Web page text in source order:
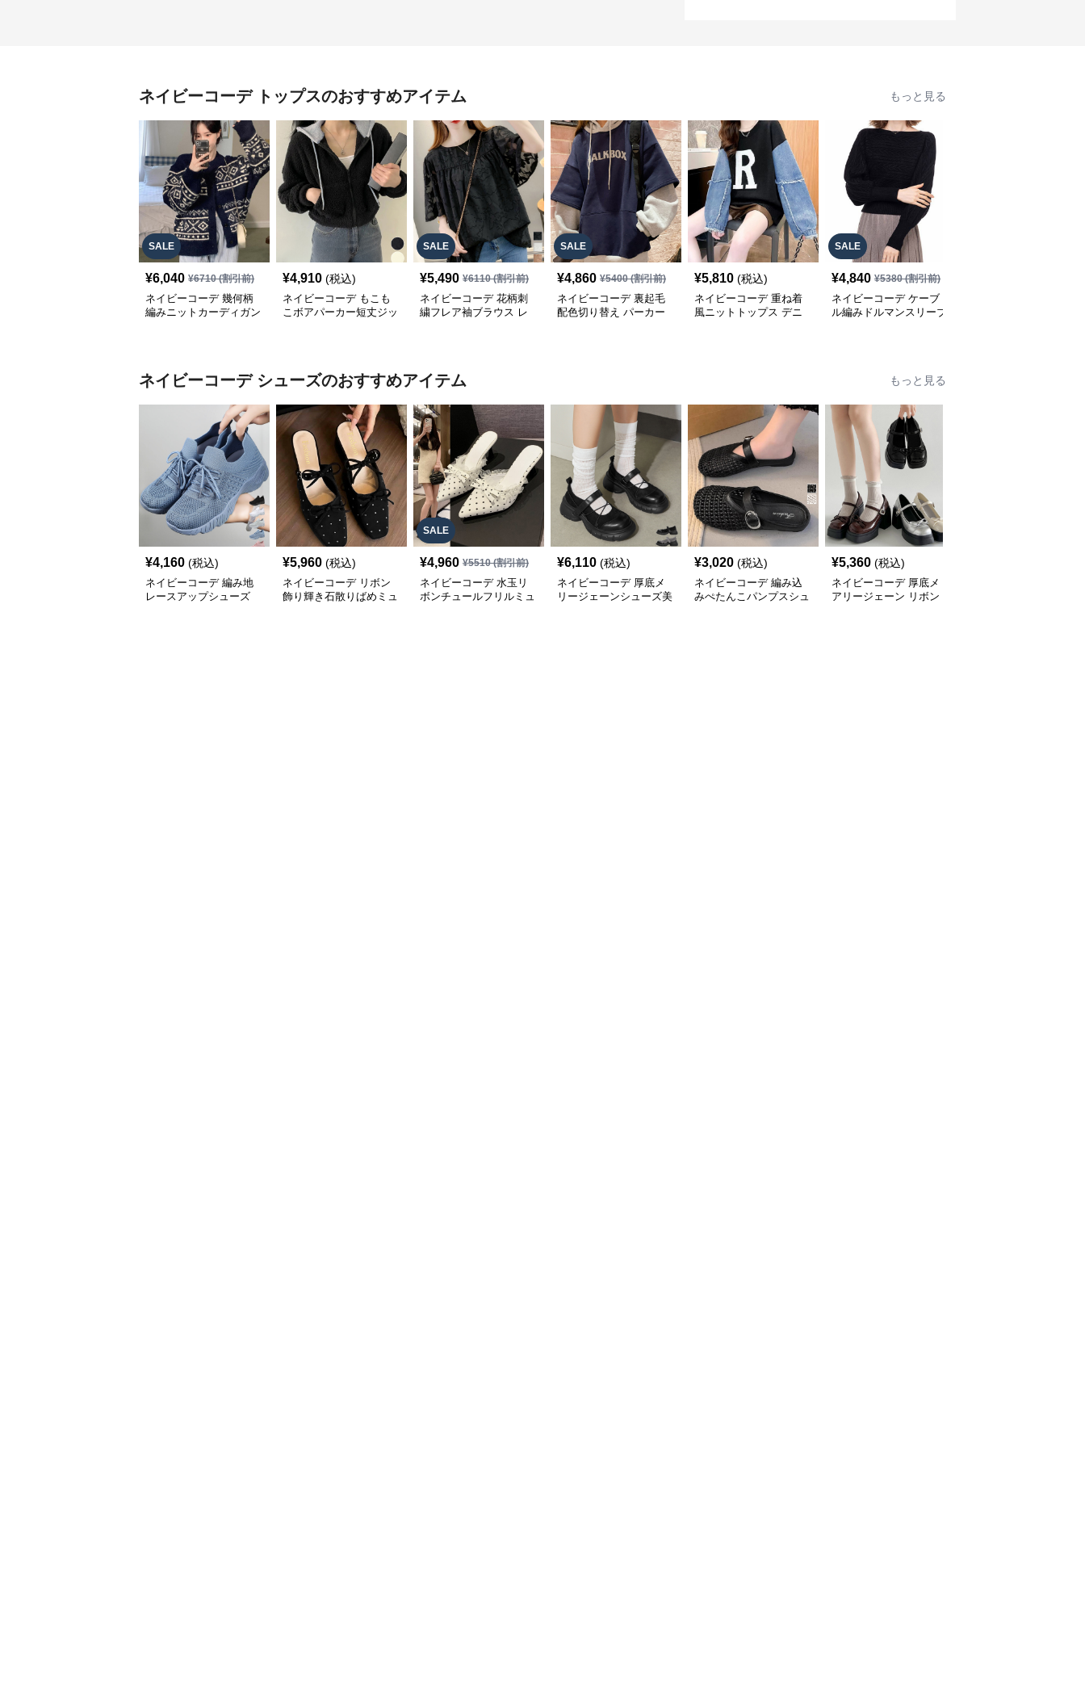
ネイビーコーデ トップスのおすすめアイテム もっと見る
SALE
¥6,040 ¥6710(割引前)
ネイビーコーデ 幾何柄
編みニットカーディガン
¥4,910 (税込)
ネイビーコーデ もこも
こボアパーカー短丈ジッ
SALE
¥5,490 ¥6110(割引前)
ネイビーコーデ 花柄刺
繍フレア袖ブラウス レ
SALE
¥4,860 ¥5400(割引前)
ネイビーコーデ 裏起毛
配色切り替え パーカー
¥5,810 (税込)
ネイビーコーデ 重ね着
風ニットトップス デニ
SALE
¥4,840 ¥5380(割引前)
ネイビーコーデ ケーブ
ル編みドルマンスリーブ
ネイビーコーデ シューズのおすすめアイテム もっと見る
¥4,160 (税込)
ネイビーコーデ 編み地
レースアップシューズ
¥5,960 (税込)
ネイビーコーデ リボン
飾り輝き石散りばめミュ
SALE
¥4,960 ¥5510(割引前)
ネイビーコーデ 水玉リ
ボンチュールフリルミュ
¥6,110 (税込)
ネイビーコーデ 厚底メ
リージェーンシューズ美
¥3,020 (税込)
ネイビーコーデ 編み込
みぺたんこパンプスシュ
¥5,360 (税込)
ネイビーコーデ 厚底メ
アリージェーン リボン